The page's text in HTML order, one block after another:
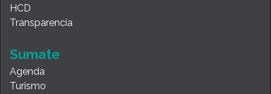
HCD
Transparencia
Sumate
Agenda
Turismo